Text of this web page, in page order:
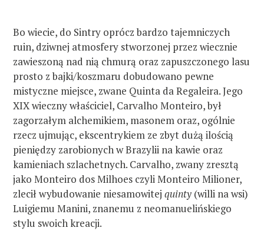
Bo wiecie, do Sintry oprócz bardzo tajemniczych
ruin, dziwnej atmosfery stworzonej przez wiecznie
zawieszoną nad nią chmurą oraz zapuszczonego lasu
prosto z bajki/koszmaru dobudowano pewne
mistyczne miejsce, zwane Quinta da Regaleira. Jego
XIX wieczny właściciel, Carvalho Monteiro, był
zagorzałym alchemikiem, masonem oraz, ogólnie
rzecz ujmując, ekscentrykiem ze zbyt dużą ilością
pieniędzy zarobionych w Brazylii na kawie oraz
kamieniach szlachetnych. Carvalho, zwany zresztą
jako Monteiro dos Milhoes czyli Monteiro Milioner,
zlecił wybudowanie niesamowitej quinty (willi na wsi)
Luigiemu Manini, znanemu z neomanuelińskiego
stylu swoich kreacji.